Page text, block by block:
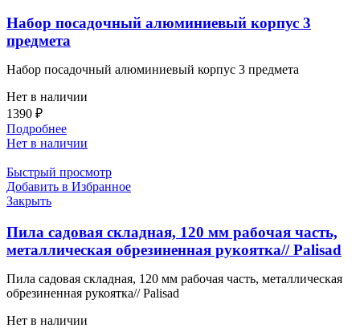
Набор посадочный алюминиевый корпус 3
предмета
Набор посадочный алюминиевый корпус 3 предмета
Нет в наличии
1390 ₽
Подробнее
Нет в наличии
Быстрый просмотр
Добавить в Избранное
Закрыть
Пила садовая складная, 120 мм рабочая часть,
металлическая обрезиненная рукоятка// Palisad
Пила садовая складная, 120 мм рабочая часть, металлическая
обрезиненная рукоятка// Palisad
Нет в наличии